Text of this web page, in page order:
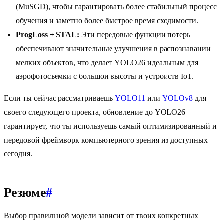
(MuSGD), чтобы гарантировать более стабильный процесс
обучения и заметно более быстрое время сходимости.
ProgLoss + STAL: Эти передовые функции потерь
обеспечивают значительные улучшения в распознавании
мелких объектов, что делает YOLO26 идеальным для
аэрофотосъемки с большой высоты и устройств IoT.
Если ты сейчас рассматриваешь YOLO11 или YOLOv8 для
своего следующего проекта, обновление до YOLO26
гарантирует, что ты используешь самый оптимизированный и
передовой фреймворк компьютерного зрения из доступных
сегодня.
Резюме#
Выбор правильной модели зависит от твоих конкретных